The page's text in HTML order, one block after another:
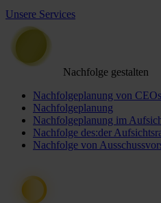
Unsere Services
Nachfolge gestalten
Nachfolgeplanung von CEOs
Nachfolgeplanung
Nachfolgeplanung im
Nachfolge des:der
Nachfolge von